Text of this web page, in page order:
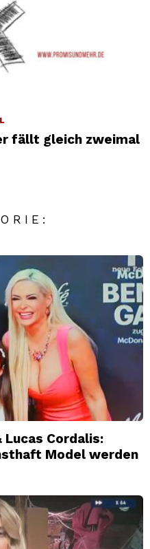
fällt gleich zweimal
Lucas Cordalis:
Model werden